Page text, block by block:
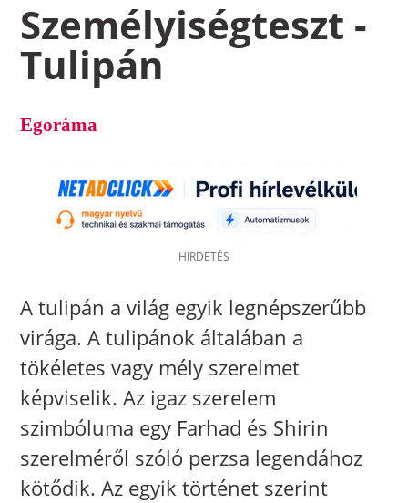
Személyiségteszt -
Tulipán
Egoráma
A tulipán a világ egyik legnépszerűbb
virága. A tulipánok általában a
tökéletes vagy mély szerelmet
képviselik. Az igaz szerelem
szimbóluma egy Farhad és Shirin
szerelméről szóló perzsa legendához
kötődik. Az egyik történet szerint